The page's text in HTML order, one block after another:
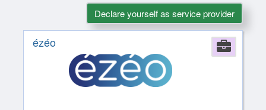
Declare yourself as service provider
ézéo